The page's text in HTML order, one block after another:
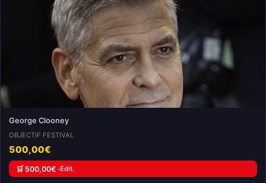
George Clooney
OBJECTIF FESTIVAL
500,00€
🛒 500,00€ ·Édit.